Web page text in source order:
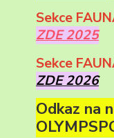
Sekce
ZDE 2025
Sekce
ZDE 2026
Odkaz na